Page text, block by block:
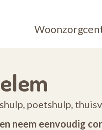
poetshulp,
neem eenvoudig